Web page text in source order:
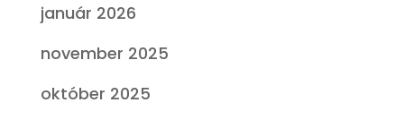
január 2026
november 2025
október 2025